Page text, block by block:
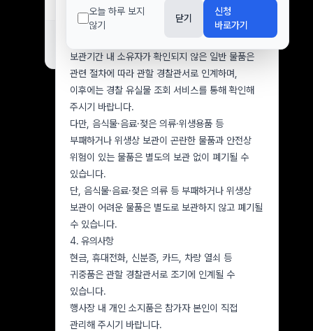
3. 분실물 보관기간
행사장에서 습득된 분실물은습득일로부터 7일간
보관기간 내 소유자가 확인되지 않은 일반 물품은
관련 절차에 따라 관할 경찰관서로 인계하며,
이후에는 경찰 유실물 조회 서비스를 통해 확인해
주시기 바랍니다.
다만, 음식물·음료·젖은 의류·위생용품 등
부패하거나 위생상 보관이 곤란한 물품과 안전상
위험이 있는 물품은 별도의 보관 없이 폐기될 수
있습니다.
단, 음식물·음료·젖은 의류 등 부패하거나 위생상
보관이 어려운 물품은 별도로 보관하지 않고 폐기될
수 있습니다.
4. 유의사항
현금, 휴대전화, 신분증, 카드, 차량 열쇠 등
귀중품은 관할 경찰관서로 조기에 인계될 수
있습니다.
행사장 내 개인 소지품은 참가자 본인이 직접
관리해 주시기 바랍니다.
오늘 하루 보지
않기
닫기
신청
바로가기